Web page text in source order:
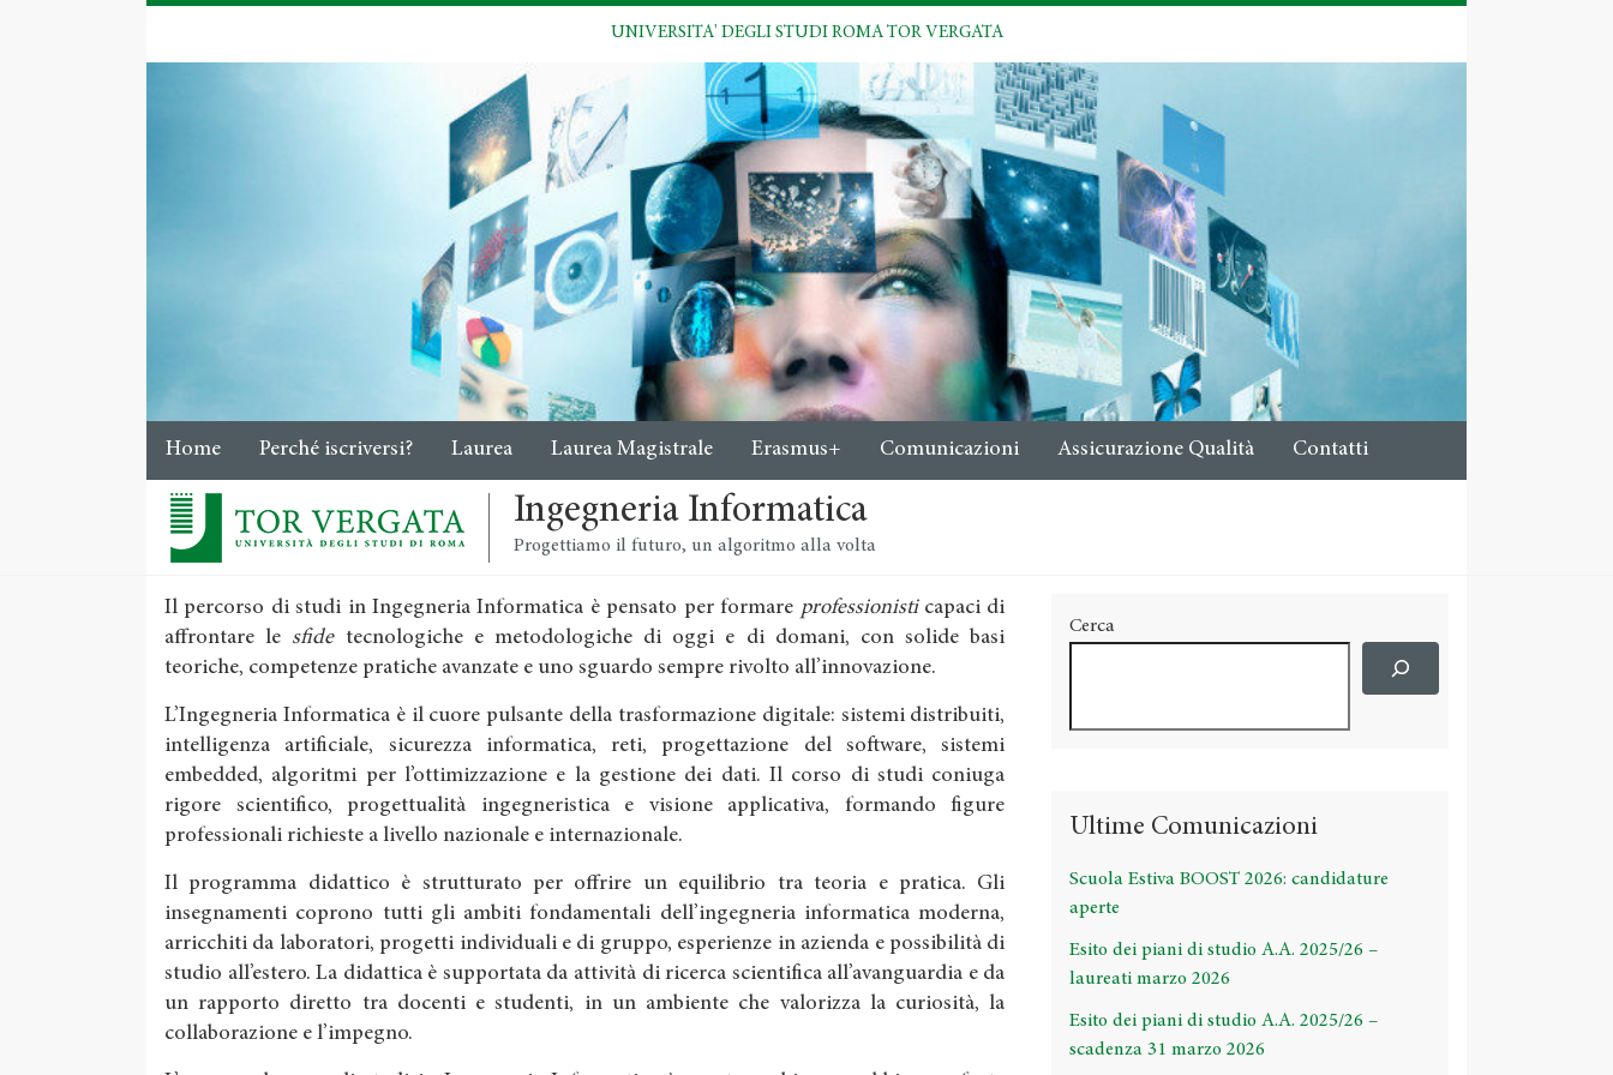
UNIVERSITA' DEGLI STUDI ROMA TOR VERGATA
Home Perché iscriversi? Laurea Laurea Magistrale Erasmus+ Comunicazioni Assicurazione Qualità Contatti
Ingegneria Informatica
Progettiamo il futuro, un algoritmo alla volta
Il percorso di studi in Ingegneria Informatica è pensato per formare professionisticapaci di
affrontare le sfidetecnologiche e metodologiche di oggi e di domani, con solide basi
teoriche, competenze pratiche avanzate e uno sguardo sempre rivolto all’innovazione.
L’Ingegneria Informatica è il cuore pulsante della trasformazione digitale: sistemi distribuiti,
intelligenza artificiale, sicurezza informatica, reti, progettazione del software, sistemi
embedded, algoritmi per l’ottimizzazione e la gestione dei dati. Il corso di studi coniuga
rigore scientifico, progettualità ingegneristica e visione applicativa, formando figure
professionali richieste a livello nazionale e internazionale.
Il programma didattico è strutturato per offrire un equilibrio tra teoria e pratica. Gli
insegnamenti coprono tutti gli ambiti fondamentali dell’ingegneria informatica moderna,
arricchiti da laboratori, progetti individuali e di gruppo, esperienze in azienda e possibilità di
studio all’estero. La didattica è supportata da attività di ricerca scientifica all’avanguardia e da
un rapporto diretto tra docenti e studenti, in un ambiente che valorizza la curiosità, la
collaborazione e l’impegno.
Cerca
Ultime Comunicazioni
Scuola Estiva BOOST 2026: candidature
aperte
Esito dei piani di studio A.A. 2025/26 –
laureati marzo 2026
Esito dei piani di studio A.A. 2025/26 –
scadenza 31 marzo 2026